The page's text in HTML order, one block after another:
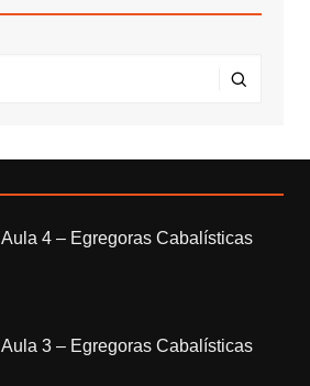
Aula 4 – Egregoras Cabalísticas
Aula 3 – Egregoras Cabalísticas